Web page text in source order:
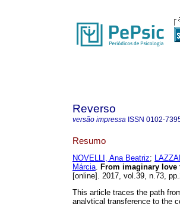
Reverso
versão impressa ISSN 0102-
Resumo
NOVELLI, Ana Beatriz;
Márcia. From imaginary
[online]. 2017, vol.39, n.73,
This article traces the path
analytical transference to the